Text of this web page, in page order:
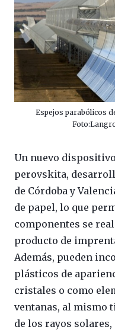
Espejos parabólicos
Un nuevo
perovskita,
de Córdoba y
de papel, lo que
componentes se
producto de
Además, pueden
plásticos de
cristales o como
ventanas, al mismo
de los rayos